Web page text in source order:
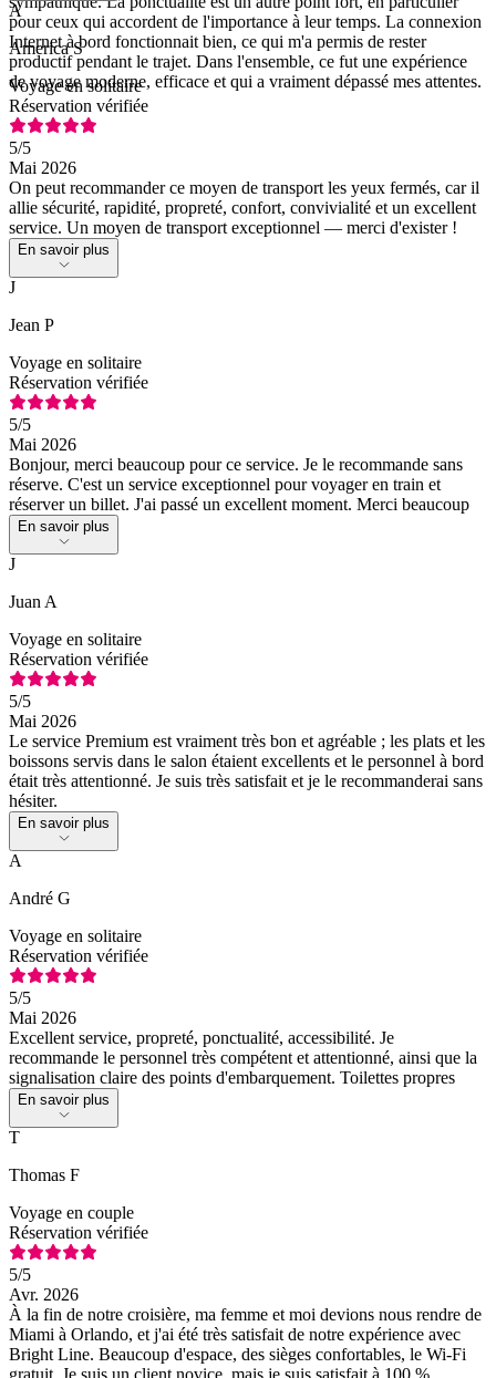
pour ceux qui accordent de l'importance à leur temps. La connexion
Internet à bord fonctionnait bien, ce qui m'a permis de rester
productif pendant le trajet. Dans l'ensemble, ce fut une expérience
de voyage moderne, efficace et qui a vraiment dépassé mes attentes.
A
America S
Voyage en solitaire
Réservation vérifiée
5/5
Mai 2026
On peut recommander ce moyen de transport les yeux fermés, car il
allie sécurité, rapidité, propreté, confort, convivialité et un excellent
service. Un moyen de transport exceptionnel — merci d'exister !
En savoir plus
J
Jean P
Voyage en solitaire
Réservation vérifiée
5/5
Mai 2026
Bonjour, merci beaucoup pour ce service. Je le recommande sans
réserve. C'est un service exceptionnel pour voyager en train et
réserver un billet. J'ai passé un excellent moment. Merci beaucoup
En savoir plus
J
Juan A
Voyage en solitaire
Réservation vérifiée
5/5
Mai 2026
Le service Premium est vraiment très bon et agréable ; les plats et les
boissons servis dans le salon étaient excellents et le personnel à bord
était très attentionné. Je suis très satisfait et je le recommanderai sans
hésiter.
En savoir plus
A
André G
Voyage en solitaire
Réservation vérifiée
5/5
Mai 2026
Excellent service, propreté, ponctualité, accessibilité. Je
recommande le personnel très compétent et attentionné, ainsi que la
signalisation claire des points d'embarquement. Toilettes propres
En savoir plus
T
Thomas F
Voyage en couple
Réservation vérifiée
5/5
Avr. 2026
À la fin de notre croisière, ma femme et moi devions nous rendre de
Miami à Orlando, et j'ai été très satisfait de notre expérience avec
Bright Line. Beaucoup d'espace, des sièges confortables, le Wi-Fi
gratuit. Je suis un client novice, mais je suis satisfait à 100 %.